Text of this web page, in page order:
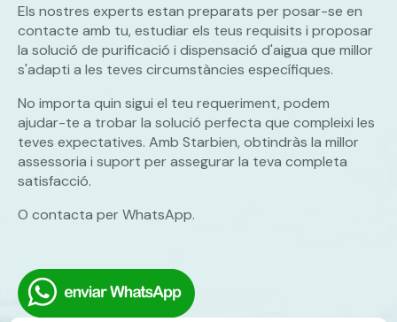
Els nostres experts estan preparats per posar-se en
contacte amb tu, estudiar els teus requisits i proposar
la solució de purificació i dispensació d'aigua que millor
s'adapti a les teves circumstàncies específiques.
No importa quin sigui el teu requeriment, podem
ajudar-te a trobar la solució perfecta que compleixi les
teves expectatives. Amb Starbien, obtindràs la millor
assessoria i suport per assegurar la teva completa
satisfacció.
O contacta per WhatsApp.